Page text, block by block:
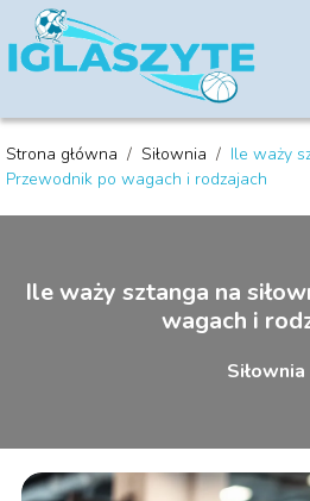
Strona główna / Siłownia / Ile waży
Przewodnik po wagach i rodzajach
Ile waży sztanga na
wagach i
Siłownia